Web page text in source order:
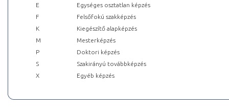
E
Egységes osztatlan képzés
F
Felsőfokú szakképzés
K
Kiegészítő alapképzés
M
Mesterképzés
P
Doktori képzés
S
Szakirányú továbbképzés
X
Egyéb képzés